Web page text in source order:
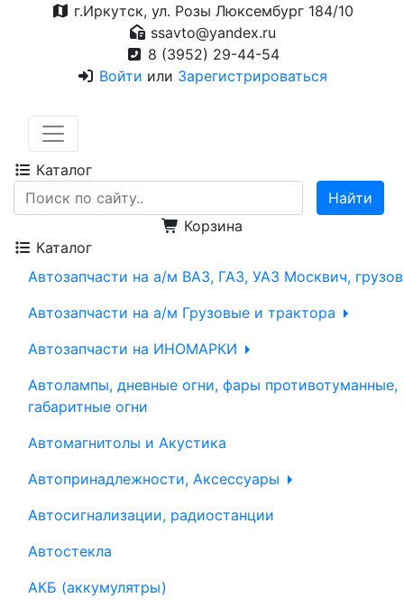
г.Иркутск, ул. Розы Люксембург 184/10
ssavto@yandex.ru
8 (3952) 29-44-54
Войти или Зарегистрироваться
Каталог
Корзина
Каталог
Автозапчасти на а/м ВАЗ, ГАЗ, УАЗ Москвич,
Автозапчасти на а/м Грузовые и трактора
Автозапчасти на ИНОМАРКИ
Автолампы, дневные огни, фары противотуманные,
габаритные огни
Автомагнитолы и Акустика
Автопринадлежности, Аксессуары
Автосигнализации, радиостанции
Автостекла
АКБ (аккумулятры)